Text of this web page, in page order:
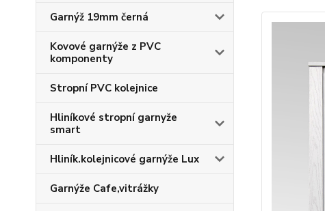
Garnýž 19mm černá
Kovové garnýže z PVC
komponenty
Stropní PVC kolejnice
Hliníkové stropní garnyže
smart
Hliník.kolejnicové garnýže Lux
Garnýže Cafe,vitrážky